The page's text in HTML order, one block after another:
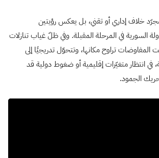
خلاف إداري أو تقني، بل يعكس رؤيتين
السورية في المرحلة المقبلة. وفي ظلّ غياب تنازلات
المفاوضات تراوح مكانها، وتتحوّل تدريجيًا إلى
في انتظار متغيّرات إقليمية أو ضغوط دولية قد
الجمود.